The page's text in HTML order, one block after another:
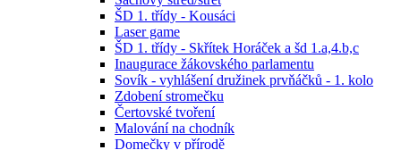
ŠD 1. třídy - Kousáci
Laser game
ŠD 1. třídy - Skřítek Horáček a šd 1.a,4.b,c
Inaugurace žákovského parlamentu
Sovík - vyhlášení družinek prvňáčků - 1. kolo
Zdobení stromečku
Čertovské tvoření
Malování na chodník
Domečky v přírodě